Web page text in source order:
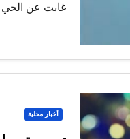
غابت عن الحي
أخبار محلية